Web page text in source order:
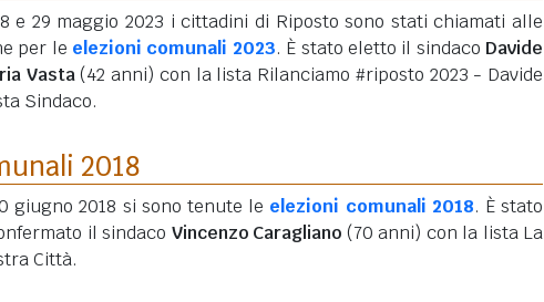
e 29 maggio 2023 i cittadini di Riposto sono stati chiamati alle
per le elezioni comunali 2023. È stato eletto il sindaco Davide
Vasta (42 anni) con la lista Rilanciamo #riposto 2023 - Davide
Sindaco.
2018
giugno 2018 si sono tenute le elezioni comunali 2018. È stato
il sindaco Vincenzo Caragliano (70 anni) con la lista La
Città.